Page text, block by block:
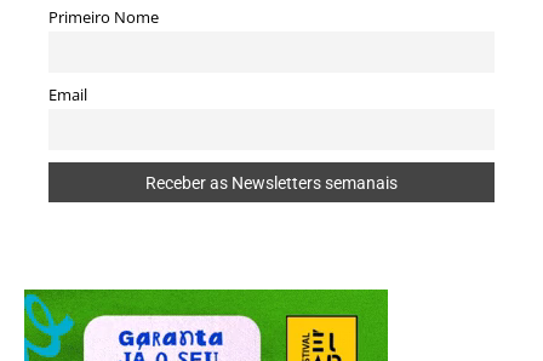
Primeiro Nome
Email